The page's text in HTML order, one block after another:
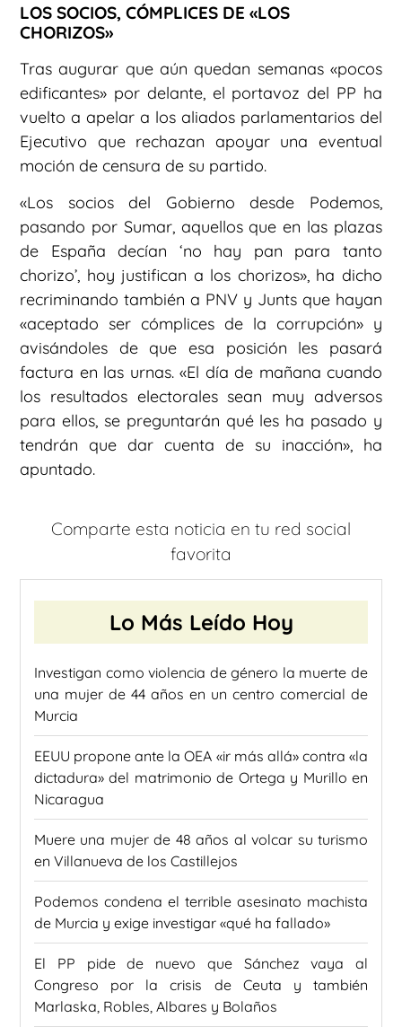
LOS SOCIOS, CÓMPLICES DE «LOS
CHORIZOS»
Tras augurar que aún quedan semanas «pocos
edificantes» por delante, el portavoz del PP ha
vuelto a apelar a los aliados parlamentarios del
Ejecutivo que rechazan apoyar una eventual
moción de censura de su partido.
«Los socios del Gobierno desde Podemos,
pasando por Sumar, aquellos que en las plazas
de España decían ‘no hay pan para tanto
chorizo’, hoy justifican a los chorizos», ha dicho
recriminando también a PNV y Junts que hayan
«aceptado ser cómplices de la corrupción» y
avisándoles de que esa posición les pasará
factura en las urnas. «El día de mañana cuando
los resultados electorales sean muy adversos
para ellos, se preguntarán qué les ha pasado y
tendrán que dar cuenta de su inacción», ha
apuntado.
Comparte esta noticia en tu red social
favorita
Lo Más Leído Hoy
Investigan como violencia de género la muerte de
una mujer de 44 años en un centro comercial de
Murcia
EEUU propone ante la OEA «ir más allá» contra «la
dictadura» del matrimonio de Ortega y Murillo en
Nicaragua
Muere una mujer de 48 años al volcar su turismo
en Villanueva de los Castillejos
Podemos condena el terrible asesinato machista
de Murcia y exige investigar «qué ha fallado»
El PP pide de nuevo que Sánchez vaya al
Congreso por la crisis de Ceuta y también
Marlaska, Robles, Albares y Bolaños